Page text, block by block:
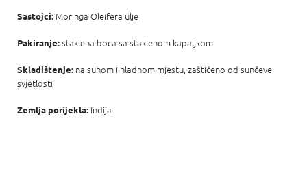
Sastojci: Moringa Oleifera ulje
Pakiranje:staklena boca sa staklenom kapaljkom
Skladištenje: na suhom i hladnom mjestu, zaštićeno od sunčeve
svjetlosti
Zemlja porijekla: Indija